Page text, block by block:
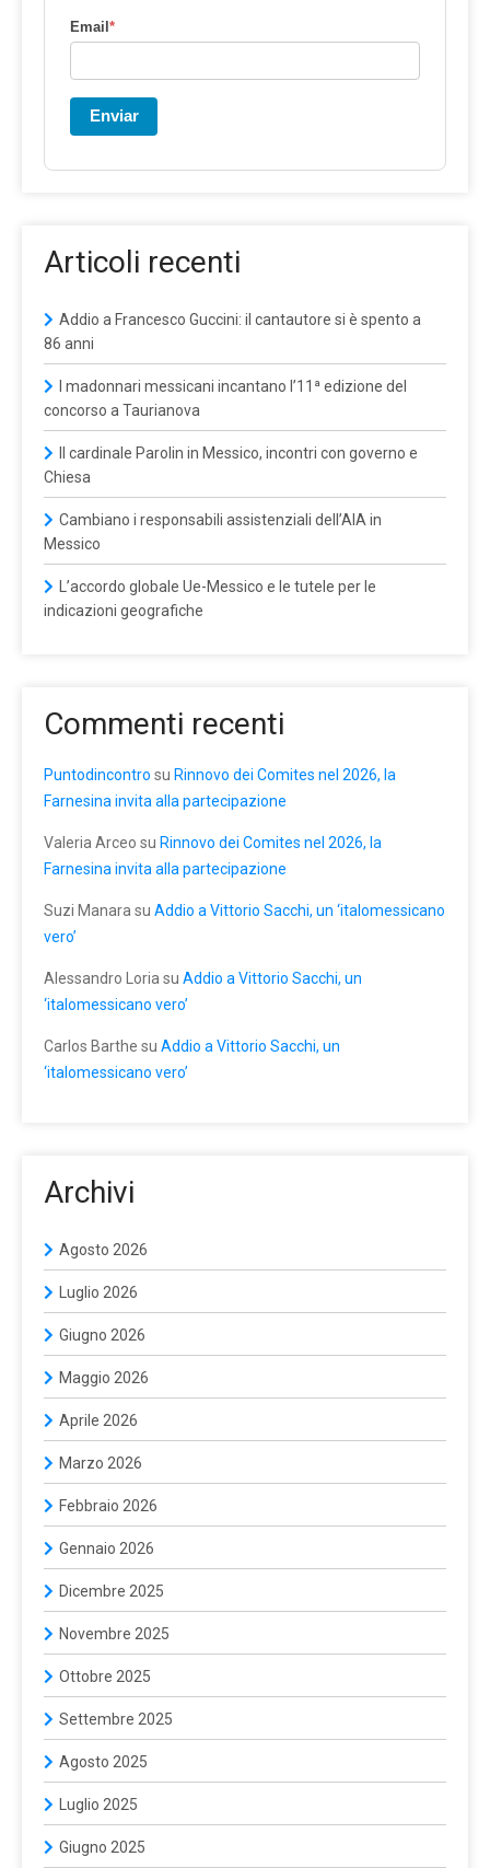
Email*
Enviar
Articoli recenti
Addio a Francesco Guccini: il cantautore si è spento a
86 anni
I madonnari messicani incantano l’11ª edizione del
concorso a Taurianova
Il cardinale Parolin in Messico, incontri con governo e
Chiesa
Cambiano i responsabili assistenziali dell’AIA in
Messico
L’accordo globale Ue-Messico e le tutele per le
indicazioni geografiche
Commenti recenti
Puntodincontro su Rinnovo dei Comites nel 2026, la
Farnesina invita alla partecipazione
Valeria Arceo su Rinnovo dei Comites nel 2026, la
Farnesina invita alla partecipazione
Suzi Manara su Addio a Vittorio Sacchi, un ‘italomessicano
vero’
Alessandro Loria su Addio a Vittorio Sacchi, un
‘italomessicano vero’
Carlos Barthe su Addio a Vittorio Sacchi, un
‘italomessicano vero’
Archivi
Agosto 2026
Luglio 2026
Giugno 2026
Maggio 2026
Aprile 2026
Marzo 2026
Febbraio 2026
Gennaio 2026
Dicembre 2025
Novembre 2025
Ottobre 2025
Settembre 2025
Agosto 2025
Luglio 2025
Giugno 2025